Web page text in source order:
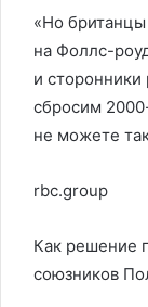
«Но британцы
на Фоллс-
и сторонники
сбросим
не можете
rbc.group
Как решение
союзников